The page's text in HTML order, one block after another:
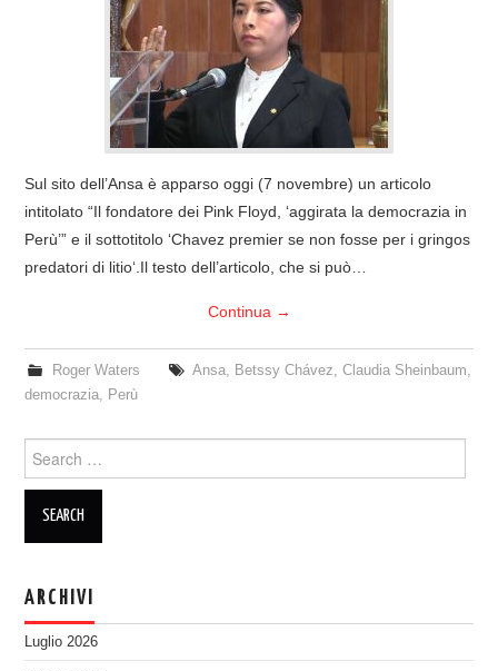
COVER & TRIBUTI
DISCOGRAFIA
LINKS
CONTATTI
PINKFLOYDIANE
Sul sito dell’Ansa è apparso oggi (7 novembre) un articolo
intitolato “Il fondatore dei Pink Floyd, ‘aggirata la democrazia in
Perù’” e il sottotitolo ‘Chavez premier se non fosse per i gringos
predatori di litio‘.Il testo dell’articolo, che si può…
Continua →
Roger Waters Ansa, Betssy Chávez, Claudia Sheinbaum,
democrazia, Perù
for:
ARCHIVI
Luglio 2026